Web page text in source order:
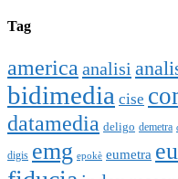
Tag
america analisi
bidimedia cise
datamedia deligo demetra
digis emg epokè eumetra